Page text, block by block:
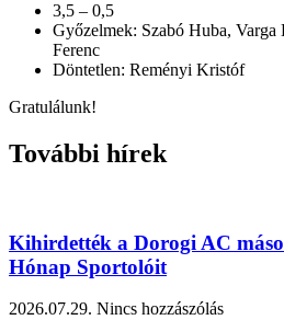
3,5 – 0,5
Győzelmek: Szabó Huba, Varga
Ferenc
Döntetlen: Reményi Kristóf
Gratulálunk!
További hírek
Kihirdették a Dorogi AC
Hónap Sportolóit
2026.07.29. Nincs hozzászólás